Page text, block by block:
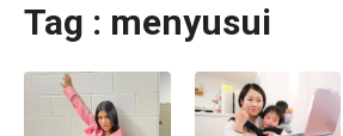
Tag : menyusui